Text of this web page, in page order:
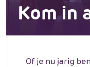
Kom in
Of je nu jarig